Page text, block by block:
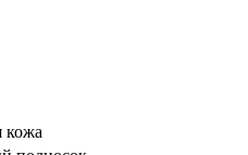
кожа